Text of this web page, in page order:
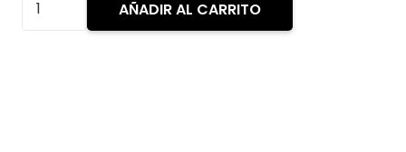
AÑADIR AL CARRITO